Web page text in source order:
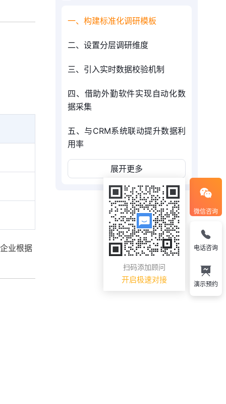
业根据
一、构建标准化调研模板
二、设置分层调研维度
三、引入实时数据校验机制
四、借助外勤软件实现自动化数
据采集
五、与CRM系统联动提升数据利
用率
展开更多
微信咨询
扫码添加顾问
开启极速对接
电话咨询
演示预约